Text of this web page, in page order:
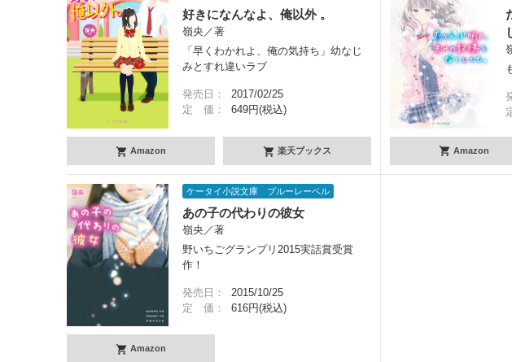
好きになんなよ、俺以外 。
嶺央／著
「早くわかれよ、俺の気持ち」幼なじ
みとすれ違いラブ
発売日：
2017/02/25
定 価：
649円(税込)
Amazon 楽天ブックス Amazon
ケータイ小説文庫 ブルーレーベル
あの子の代わりの彼女
嶺央／著
野いちごグランプリ2015実話賞受賞
作！
発売日：
2015/10/25
定 価：
616円(税込)
Amazon